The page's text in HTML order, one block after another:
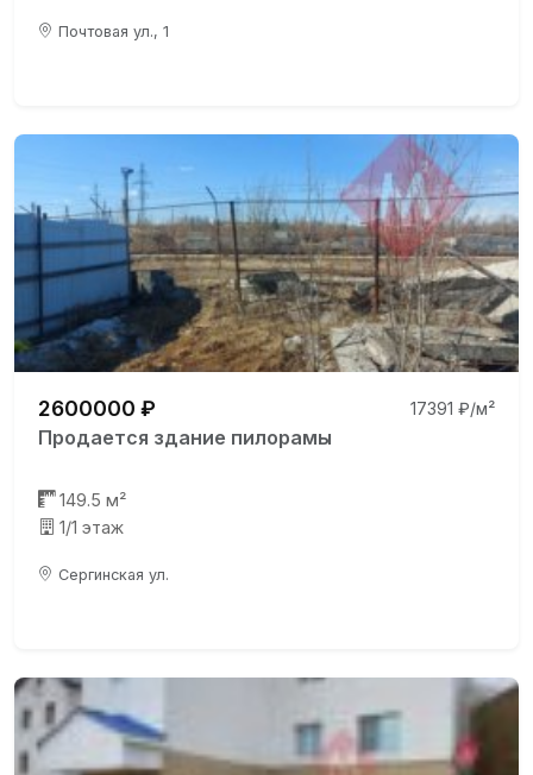
Почтовая ул., 1
2600000 ₽ 17391 ₽/м²
Продается здание пилорамы
149.5 м²
1/1 этаж
Сергинская ул.